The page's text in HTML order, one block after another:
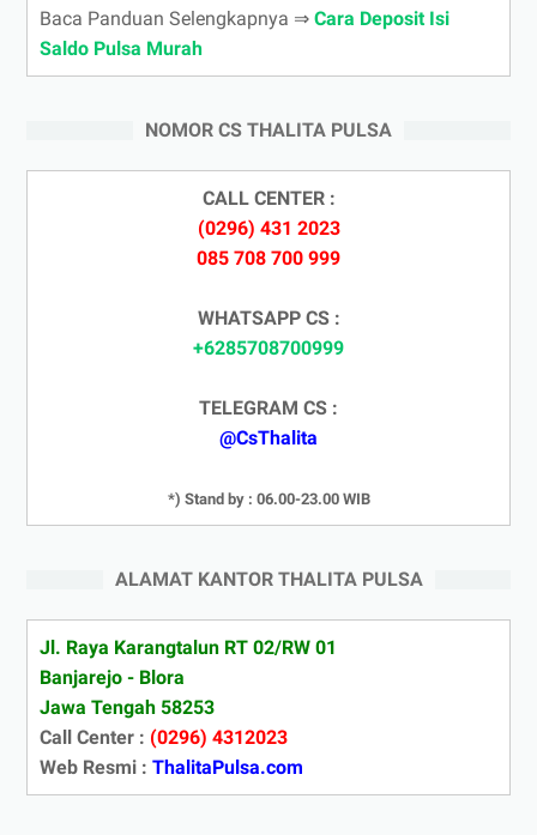
Baca Panduan Selengkapnya ⇒ Cara Deposit Isi
Saldo Pulsa Murah
NOMOR CS THALITA PULSA
CALL CENTER :
(0296) 431 2023
085 708 700 999
WHATSAPP CS :
+6285708700999
TELEGRAM CS :
@CsThalita
*) Stand by : 06.00-23.00 WIB
ALAMAT KANTOR THALITA PULSA
Jl. Raya Karangtalun RT 02/RW 01
Banjarejo - Blora
Jawa Tengah 58253
Call Center : (0296) 4312023
Web Resmi : ThalitaPulsa.com